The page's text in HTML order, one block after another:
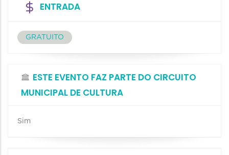
ENTRADA
GRATUITO
ESTE EVENTO FAZ PARTE DO CIRCUITO
MUNICIPAL DE CULTURA
Sim